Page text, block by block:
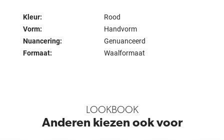
Kleur:
Rood
Vorm:
Handvorm
Nuancering:
Genuanceerd
Formaat:
Waalformaat
LOOKBOOK
Anderen kiezen ook voor